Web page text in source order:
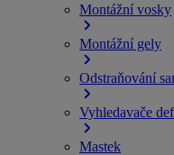
Montážní vosky
Montážní gely
Odstraňování
Vyhledavače
Mastek